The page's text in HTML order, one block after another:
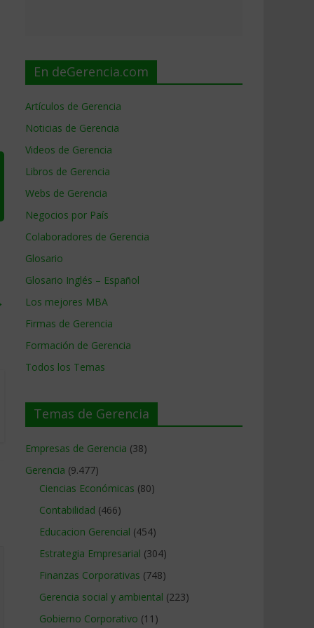
En deGerencia.com
Artículos de Gerencia
Noticias de Gerencia
Videos de Gerencia
Libros de Gerencia
Webs de Gerencia
Negocios por País
Colaboradores de Gerencia
Glosario
Glosario Inglés – Español
Los mejores MBA
Firmas de Gerencia
Formación de Gerencia
Todos los Temas
Temas de Gerencia
Empresas de Gerencia (38)
Gerencia (9.477)
Ciencias Económicas (80)
Contabilidad (466)
Educacion Gerencial (454)
Estrategia Empresarial (304)
Finanzas Corporativas (748)
Gerencia social y ambiental (223)
Gobierno Corporativo (11)